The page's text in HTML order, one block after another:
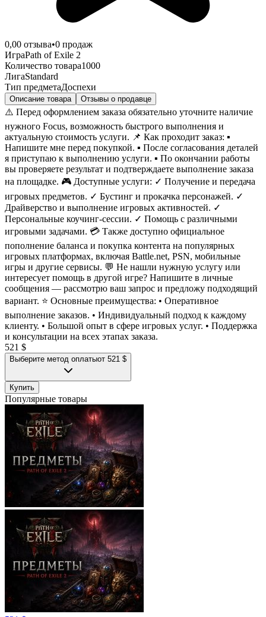
0,00 отзыва•0 продаж
ИграPath of Exile 2
Количество товара1000
ЛигаStandard
Тип предметаДоспехи
Описание товара Отзывы о продавце
⚠️ Перед оформлением заказа обязательно уточните наличие
нужного Focus, возможность быстрого выполнения и
актуальную стоимость услуги. 📌 Как проходит заказ: ▪
Напишите мне перед покупкой. ▪ После согласования деталей
я приступаю к выполнению услуги. ▪ По окончании работы
вы проверяете результат и подтверждаете выполнение заказа
на площадке. 🎮 Доступные услуги: ✓ Получение и передача
игровых предметов. ✓ Бустинг и прокачка персонажей. ✓
Драйверство и выполнение игровых активностей. ✓
Персональные коучинг-сессии. ✓ Помощь с различными
игровыми задачами. 💳 Также доступно официальное
пополнение баланса и покупка контента на популярных
игровых платформах, включая Battle.net, PSN, мобильные
игры и другие сервисы. 💬 Не нашли нужную услугу или
интересует помощь в другой игре? Напишите в личные
сообщения — рассмотрю ваш запрос и предложу подходящий
вариант. ⭐ Основные преимущества: • Оперативное
выполнение заказов. • Индивидуальный подход к каждому
клиенту. • Большой опыт в сфере игровых услуг. • Поддержка
и консультации на всех этапах заказа.
521 $
Выберите метод оплатыот 521 $
Купить
Популярные товары